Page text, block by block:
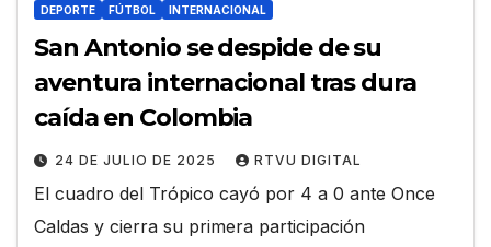
DEPORTE FÚTBOL INTERNACIONAL
San Antonio se despide de su
aventura internacional tras dura
caída en Colombia
24 DE JULIO DE 2025 RTVU DIGITAL
El cuadro del Trópico cayó por 4 a 0 ante Once
Caldas y cierra su primera participación